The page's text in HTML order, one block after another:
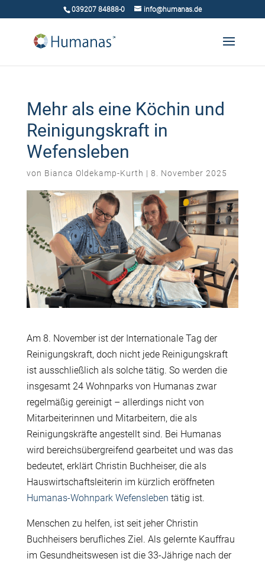
039207 84888-0 info@humanas.de
Mehr als eine Köchin und
Reinigungskraft in
Wefensleben
von Bianca Oldekamp-Kurth | 8. November 2025
Am 8. November ist der Internationale Tag der
Reinigungskraft, doch nicht jede Reinigungskraft
ist ausschließlich als solche tätig. So werden die
insgesamt 24 Wohnparks von Humanas zwar
regelmäßig gereinigt – allerdings nicht von
Mitarbeiterinnen und Mitarbeitern, die als
Reinigungskräfte angestellt sind. Bei Humanas
wird bereichsübergreifend gearbeitet und was das
bedeutet, erklärt Christin Buchheiser, die als
Hauswirtschaftsleiterin im kürzlich eröffneten
Humanas-Wohnpark Wefensleben tätig ist.
Menschen zu helfen, ist seit jeher Christin
Buchheisers berufliches Ziel. Als gelernte Kauffrau
im Gesundheitswesen ist die 33-Jährige nach der